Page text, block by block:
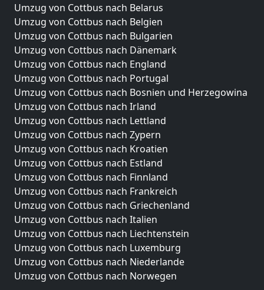
Umzug von Cottbus nach Belarus
Umzug von Cottbus nach Belgien
Umzug von Cottbus nach Bulgarien
Umzug von Cottbus nach Dänemark
Umzug von Cottbus nach England
Umzug von Cottbus nach Portugal
Umzug von Cottbus nach Bosnien und Herzegowina
Umzug von Cottbus nach Irland
Umzug von Cottbus nach Lettland
Umzug von Cottbus nach Zypern
Umzug von Cottbus nach Kroatien
Umzug von Cottbus nach Estland
Umzug von Cottbus nach Finnland
Umzug von Cottbus nach Frankreich
Umzug von Cottbus nach Griechenland
Umzug von Cottbus nach Italien
Umzug von Cottbus nach Liechtenstein
Umzug von Cottbus nach Luxemburg
Umzug von Cottbus nach Niederlande
Umzug von Cottbus nach Norwegen